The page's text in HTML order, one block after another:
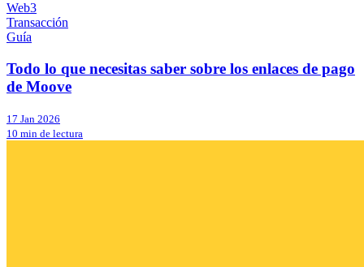
Web3
Transacción
Guía
Todo lo que necesitas saber sobre los enlaces de pago
de Moove
17 Jan 2026
10 min de lectura